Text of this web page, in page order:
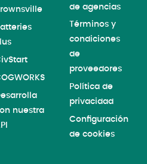
nuestra
de agencias
Términos y
condiciones
de
proveedores
Política de
privacidad
Configuración
de cookies